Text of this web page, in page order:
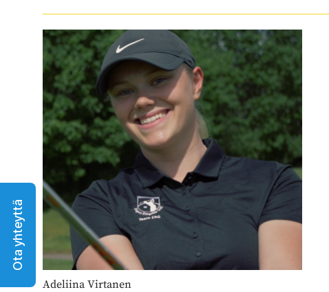
Ota yhteyttä
Adeliina Virtanen